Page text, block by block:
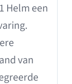
Helm een
van